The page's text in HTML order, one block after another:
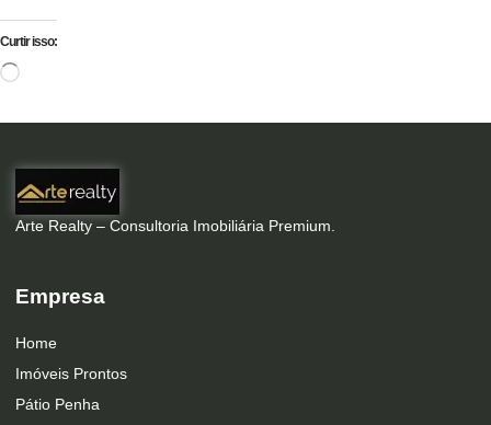
Curtir isso:
Arte Realty – Consultoria Imobiliária Premium.
Empresa
Home
Imóveis Prontos
Pátio Penha